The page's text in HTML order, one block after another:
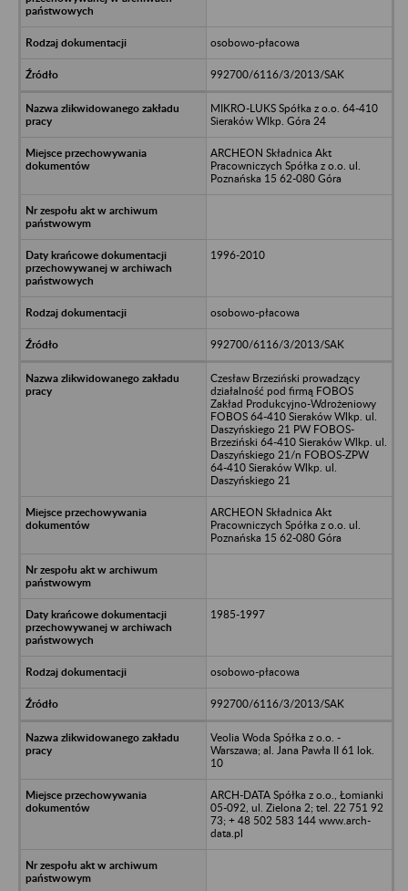
osobowo-płacowa
992700/6116/3/2013/SAK
MIKRO-LUKS Spółka z o.o. 64-410
Sieraków Wlkp. Góra 24
ARCHEON Składnica Akt
Pracowniczych Spółka z o.o. ul.
Poznańska 15 62-080 Góra
1996-2010
osobowo-płacowa
992700/6116/3/2013/SAK
Czesław Brzeziński prowadzący
działalność pod firmą FOBOS
Zakład Produkcyjno-Wdrożeniowy
FOBOS 64-410 Sieraków Wlkp. ul.
Daszyńskiego 21 PW FOBOS-
Brzeziński 64-410 Sieraków Wlkp. ul.
Daszyńskiego 21/n FOBOS-ZPW
64-410 Sieraków Wlkp. ul.
Daszyńskiego 21
ARCHEON Składnica Akt
Pracowniczych Spółka z o.o. ul.
Poznańska 15 62-080 Góra
1985-1997
osobowo-płacowa
992700/6116/3/2013/SAK
Veolia Woda Spółka z o.o. -
Warszawa; al. Jana Pawła II 61 lok.
10
ARCH-DATA Spółka z o.o., Łomianki
05-092, ul. Zielona 2; tel. 22 751 92
73; + 48 502 583 144 www.arch-
data.pl